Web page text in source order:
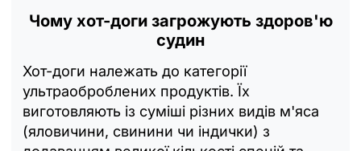
Чому хот-доги загрожують здоров'ю
судин
Хот-доги належать до категорії
ультраоброблених продуктів. Їх
виготовляють із суміші різних видів м'яса
(яловичини, свинини чи індички) з